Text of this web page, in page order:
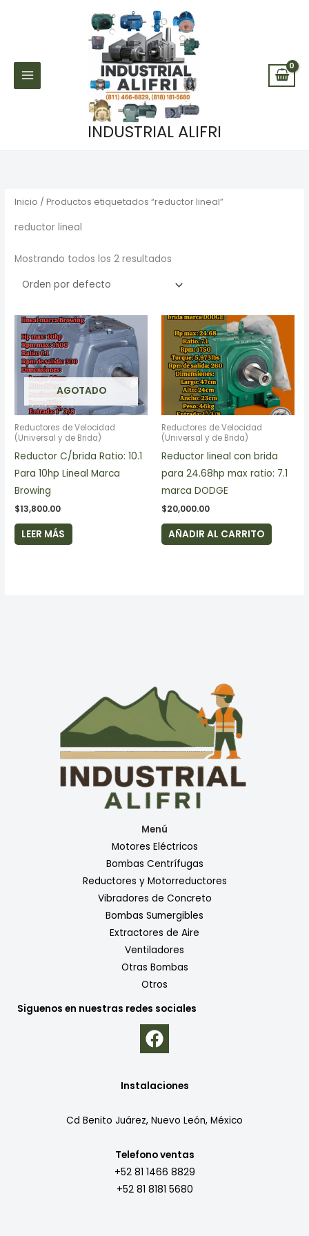
INDUSTRIAL ALIFRI
Inicio / Productos etiquetados “reductor lineal”
reductor lineal
Mostrando todos los 2 resultados
AGOTADO
Reductores de Velocidad
(Universal y de Brida)
Reductor C/brida Ratio: 10.1
Para 10hp Lineal Marca
Browing
$13,800.00
LEER MÁS
Reductores de Velocidad
(Universal y de Brida)
Reductor lineal con brida
para 24.68hp max ratio: 7.1
marca DODGE
$20,000.00
AÑADIR AL CARRITO
Menú
Motores Eléctricos
Bombas Centrífugas
Reductores y Motorreductores
Vibradores de Concreto
Bombas Sumergibles
Extractores de Aire
Ventiladores
Otras Bombas
Otros
Siguenos en nuestras redes sociales
Instalaciones
Cd Benito Juárez, Nuevo León, México
Telefono ventas
+52 81 1466 8829
+52 81 8181 5680